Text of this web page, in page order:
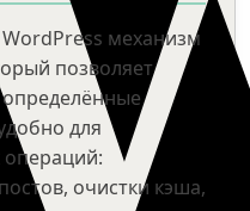
механизм
позволяет
для
очистки кэша,